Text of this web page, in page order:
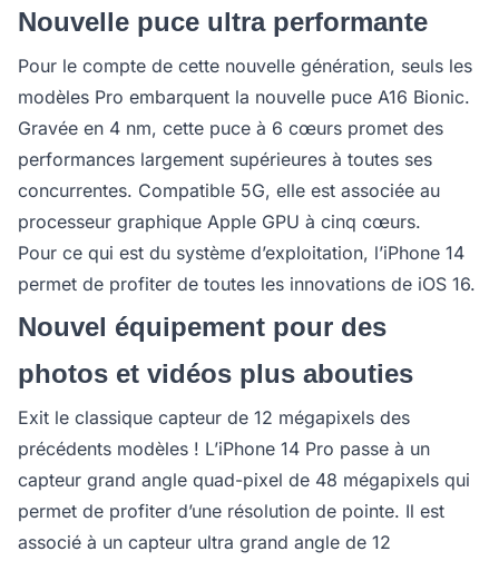
Nouvelle puce ultra performante
Pour le compte de cette nouvelle génération, seuls les
modèles Pro embarquent la nouvelle puce A16 Bionic.
Gravée en 4 nm, cette puce à 6 cœurs promet des
performances largement supérieures à toutes ses
concurrentes. Compatible 5G, elle est associée au
processeur graphique Apple GPU à cinq cœurs.
Pour ce qui est du système d’exploitation, l’iPhone 14
permet de profiter de toutes les innovations de iOS 16.
Nouvel équipement pour des
photos et vidéos plus abouties
Exit le classique capteur de 12 mégapixels des
précédents modèles ! L’iPhone 14 Pro passe à un
capteur grand angle quad-pixel de 48 mégapixels qui
permet de profiter d’une résolution de pointe. Il est
associé à un capteur ultra grand angle de 12